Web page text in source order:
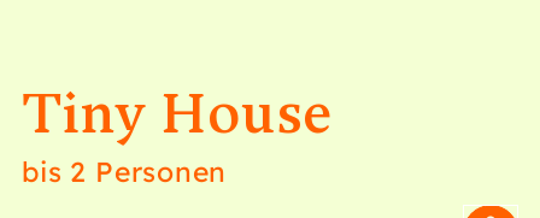
Tiny House
bis 2 Personen